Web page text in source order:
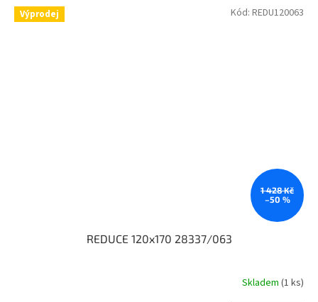
Výprodej
1 428 Kč
–50 %
REDUCE 120x170 28337/063
Skladem (1 ks)
Kód: REDU120063